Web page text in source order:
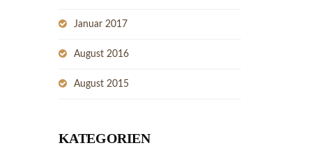
Januar 2017
August 2016
August 2015
KATEGORIEN